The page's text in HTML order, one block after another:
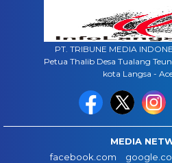
PT. TRIBUNE MEDIA
Petua Thalib Desa Tualang
kota Langsa -
MEDIA
facebook.com